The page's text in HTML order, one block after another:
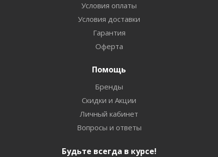
Условия оплаты
Условия доставки
Гарантия
Оферта
Помощь
Бренды
Скидки и Акции
Личный кабинет
Вопросы и ответы
Будьте всегда в курсе!